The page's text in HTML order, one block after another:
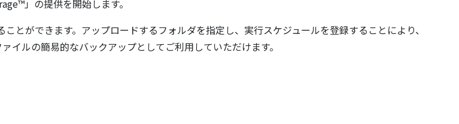
」の提供を開始します。
ができます。アップロードするフォルダを指定し、実行スケジュールを登録することにより、
ルの簡易的なバックアップとしてご利用していただけます。